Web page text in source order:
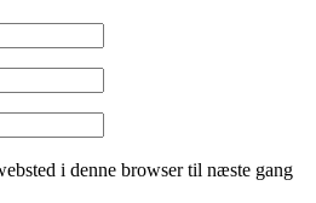
i denne browser til næste gang